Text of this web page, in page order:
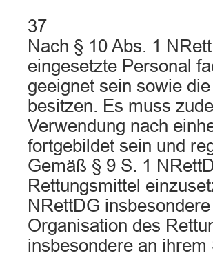
37
Nach § 10 Abs. 1
eingesetzte Personal
geeignet sein sowie
besitzen. Es muss
Verwendung nach
fortgebildet sein und
Gemäß § 9 S. 1
Rettungsmittel
NRettDG
Organisation des
insbesondere an